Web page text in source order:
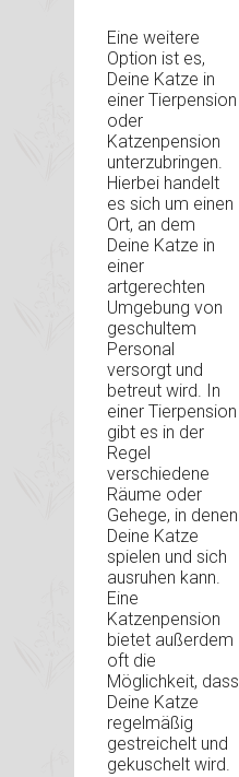
Eine weitere
Option ist es,
Deine Katze in
einer Tierpension
oder
Katzenpension
unterzubringen.
Hierbei handelt
es sich um einen
Ort, an dem
Deine Katze in
einer
artgerechten
Umgebung von
geschultem
Personal
versorgt und
betreut wird. In
einer Tierpension
gibt es in der
Regel
verschiedene
Räume oder
Gehege, in denen
Deine Katze
spielen und sich
ausruhen kann.
Eine
Katzenpension
bietet außerdem
oft die
Möglichkeit, dass
Deine Katze
regelmäßig
gestreichelt und
gekuschelt wird.